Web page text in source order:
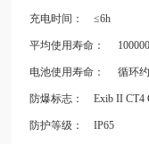
充电时间： ≤6h
平均使用寿命：
电池使用寿命： 循环约
防爆标志： Exib II CT4
防护等级： IP65